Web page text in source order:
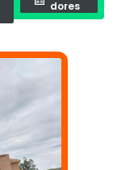
dores